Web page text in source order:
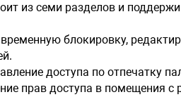
из семи разделов и
блокировку,
доступа по отпечатку
прав доступа в помещения с